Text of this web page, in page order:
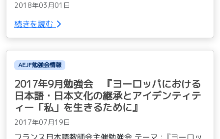
2018年03月01日
続きを読む
AEJF勉強会情報
2017年9月勉強会 『ヨーロッパにおける
日本語・日本文化の継承とアイデンティテ
ィー「私」を生きるために』
2017年07月19日